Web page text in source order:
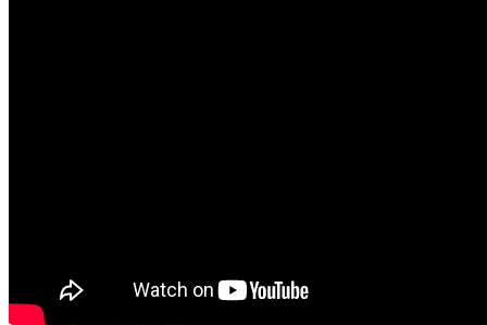
Share on Twitter
–Share on Facebook